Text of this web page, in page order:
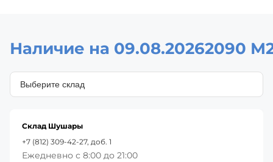
Наличие на 09.08.20262090
Склад Шушары
+7 (812) 309-42-27, доб. 1
Ежедневно с 8:00 до 21:00